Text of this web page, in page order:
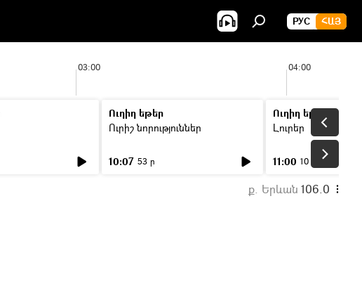
РУС ՀԱՅ
03:00 04:00
Ուղիղ եթեր
Ուրիշ նորություններ
10:07 53 ր
Ուղիղ եթեր
Լուրեր
11:00 10 ր
ք. Երևան 106.0